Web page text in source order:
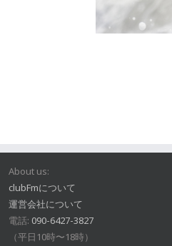
About us:
clubFmについて
運営会社について
電話: 090-6427-3827
（平日10時〜18時）